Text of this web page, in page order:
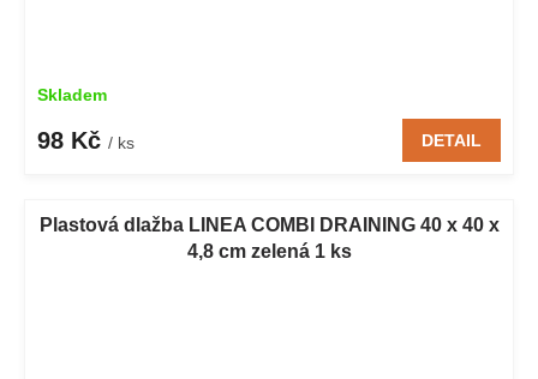
Skladem
98 Kč / ks DETAIL
Plastová dlažba LINEA COMBI DRAINING 40 x 40 x
4,8 cm zelená 1 ks